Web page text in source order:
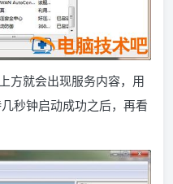
方就会出现服务内容，用
秒钟启动成功之后，再看